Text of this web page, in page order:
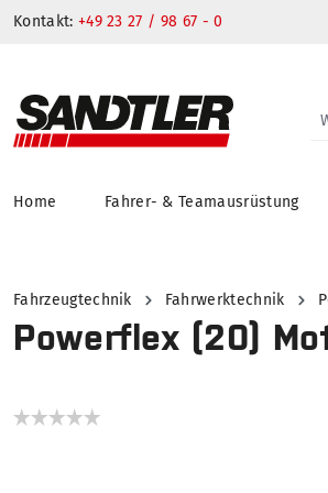
Kontakt: +49 23 27 / 98 67 - 0
Home Fahrer- & Teamausrüstung
Fahrzeugtechnik Fahrwerktechnik
Powerflex (20)